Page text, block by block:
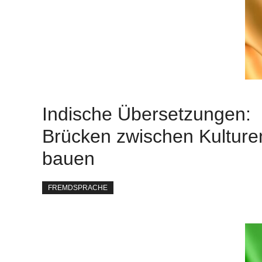
Indische Übersetzungen:
Brücken zwischen
bauen
FREMDSPRACHE